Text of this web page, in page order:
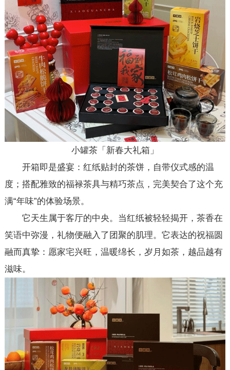
小罐茶「新春大礼箱」
开箱即是盛宴：红纸贴封的茶饼，自带仪式感的温
度；搭配雅致的福禄茶具与精巧茶点，完美契合了这个充
满“年味”的体验场景。
它天生属于客厅的中央。当红纸被轻轻揭开，茶香在
笑语中弥漫，礼物便融入了团聚的肌理。它表达的祝福圆
融而真挚：愿家宅兴旺，温暖绵长，岁月如茶，越品越有
滋味。